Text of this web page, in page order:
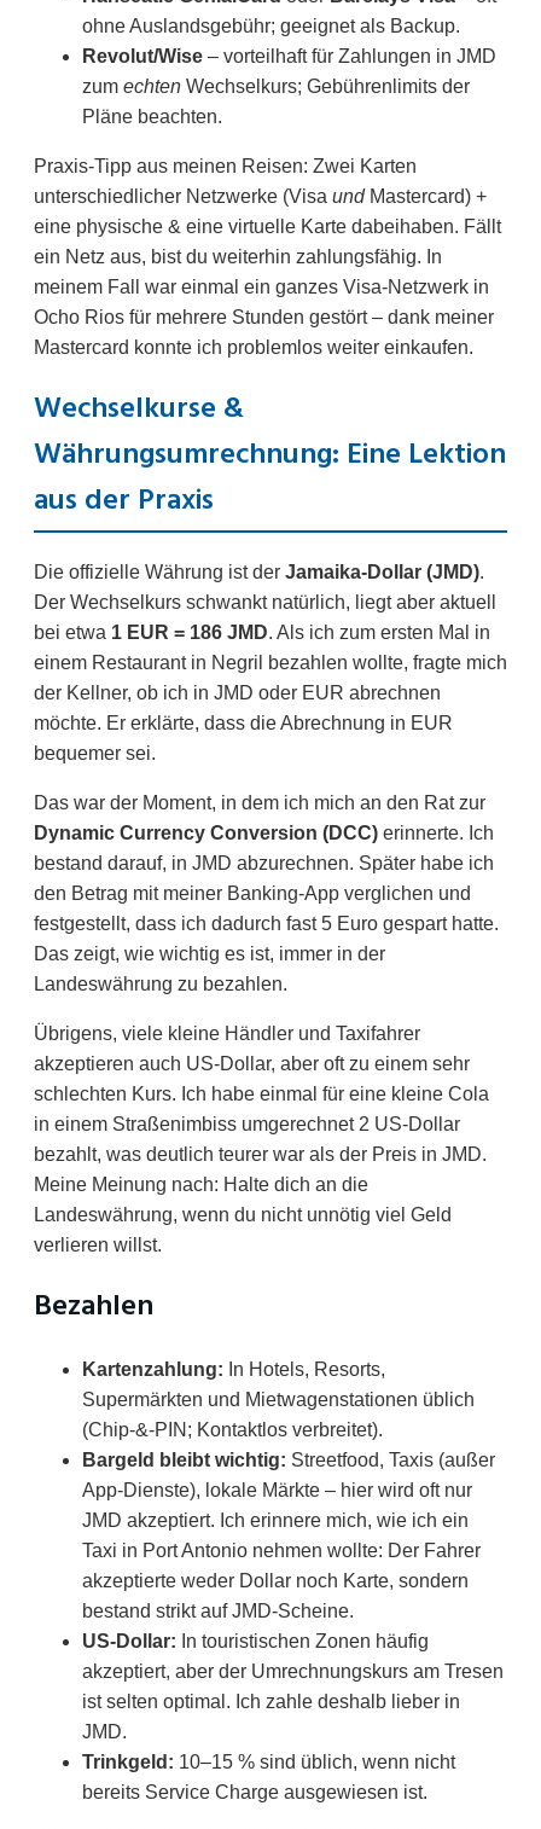
ohne Auslandsgebühr; geeignet als Backup.
Revolut/Wise – vorteilhaft für Zahlungen in JMD
zum echten Wechselkurs; Gebührenlimits der
Pläne beachten.
Praxis-Tipp aus meinen Reisen: Zwei Karten
unterschiedlicher Netzwerke (Visa undMastercard) +
eine physische & eine virtuelle Karte dabeihaben. Fällt
ein Netz aus, bist du weiterhin zahlungsfähig. In
meinem Fall war einmal ein ganzes Visa-Netzwerk in
Ocho Rios für mehrere Stunden gestört – dank meiner
Mastercard konnte ich problemlos weiter einkaufen.
Wechselkurse &
Währungsumrechnung: Eine Lektion
aus der Praxis
Die offizielle Währung ist der Jamaika-Dollar (JMD).
Der Wechselkurs schwankt natürlich, liegt aber aktuell
bei etwa 1 EUR = 186 JMD. Als ich zum ersten Mal in
einem Restaurant in Negril bezahlen wollte, fragte mich
der Kellner, ob ich in JMD oder EUR abrechnen
möchte. Er erklärte, dass die Abrechnung in EUR
bequemer sei.
Das war der Moment, in dem ich mich an den Rat zur
Dynamic Currency Conversion (DCC) erinnerte. Ich
bestand darauf, in JMD abzurechnen. Später habe ich
den Betrag mit meiner Banking-App verglichen und
festgestellt, dass ich dadurch fast 5 Euro gespart hatte.
Das zeigt, wie wichtig es ist, immer in der
Landeswährung zu bezahlen.
Übrigens, viele kleine Händler und Taxifahrer
akzeptieren auch US-Dollar, aber oft zu einem sehr
schlechten Kurs. Ich habe einmal für eine kleine Cola
in einem Straßenimbiss umgerechnet 2 US-Dollar
bezahlt, was deutlich teurer war als der Preis in JMD.
Meine Meinung nach: Halte dich an die
Landeswährung, wenn du nicht unnötig viel Geld
verlieren willst.
Bezahlen
Kartenzahlung: In Hotels, Resorts,
Supermärkten und Mietwagenstationen üblich
(Chip-&-PIN; Kontaktlos verbreitet).
Bargeld bleibt wichtig: Streetfood, Taxis (außer
App-Dienste), lokale Märkte – hier wird oft nur
JMD akzeptiert. Ich erinnere mich, wie ich ein
Taxi in Port Antonio nehmen wollte: Der Fahrer
akzeptierte weder Dollar noch Karte, sondern
bestand strikt auf JMD-Scheine.
US-Dollar: In touristischen Zonen häufig
akzeptiert, aber der Umrechnungskurs am Tresen
ist selten optimal. Ich zahle deshalb lieber in
JMD.
Trinkgeld: 10–15 % sind üblich, wenn nicht
bereits Service Charge ausgewiesen ist.